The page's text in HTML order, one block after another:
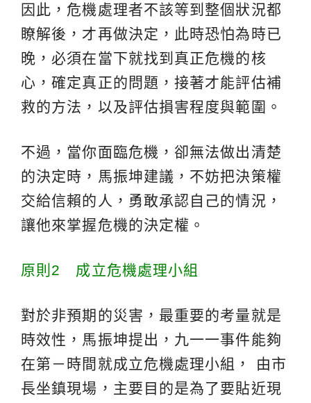
因此，危機處理者不該等到整個狀況都
瞭解後，才再做決定，此時恐怕為時已
晚，必須在當下就找到真正危機的核
心，確定真正的問題，接著才能評估補
救的方法，以及評估損害程度與範圍。
不過，當你面臨危機，卻無法做出清楚
的決定時，馬振坤建議，不妨把決策權
交給信賴的人，勇敢承認自己的情況，
讓他來掌握危機的決定權。
原則2 成立危機處理小組
對於非預期的災害，最重要的考量就是
時效性，馬振坤提出，九一一事件能夠
在第－時間就成立危機處理小組， 由市
長坐鎮現場，主要目的是為了要貼近現